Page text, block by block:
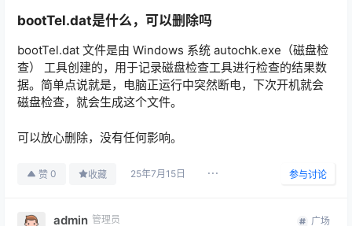
bootTel.dat是什么，可以删除吗
bootTel.dat 文件是由 Windows 系统 autochk.exe（磁盘检
查） 工具创建的，用于记录磁盘检查工具进行检查的结果数
据。简单点说就是，电脑正运行中突然断电，下次开机就会
磁盘检查，就会生成这个文件。
可以放心删除，没有任何影响。
赞 0 收藏 25年7月15日 参与讨论
admin 管理员
广场